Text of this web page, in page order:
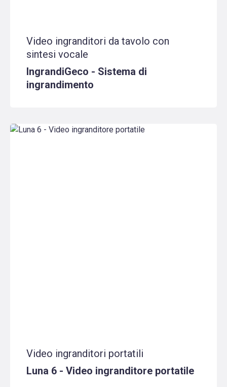
Video ingranditori da tavolo con
sintesi vocale
IngrandiGeco - Sistema di
ingrandimento
Video ingranditori portatili
Luna 6 - Video ingranditore portatile